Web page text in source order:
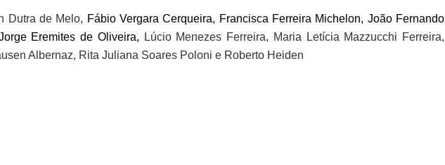
Dutra de Melo, Fábio Vergara Cerqueira, Francisca Ferreira Michelon, João Fernando
Eremites de Oliveira, Lúcio Menezes Ferreira, Maria Letícia Mazzucchi Ferreira,
Albernaz, Rita Juliana Soares Poloni e Roberto Heiden